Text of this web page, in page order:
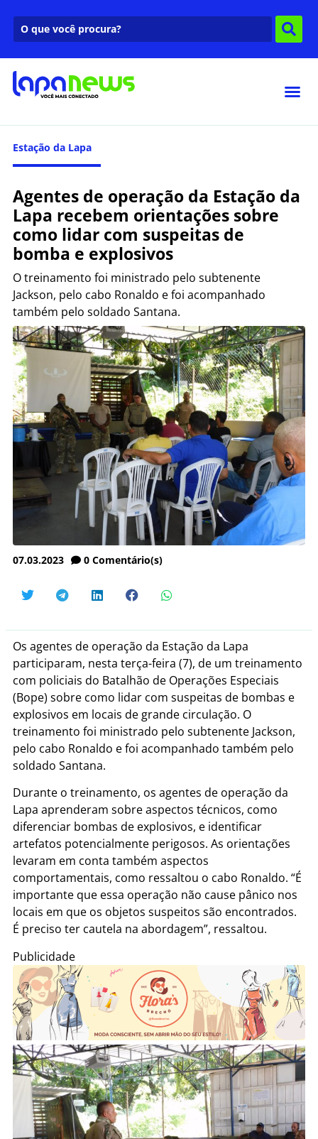
Estação da Lapa
Agentes de operação da Estação da
Lapa recebem orientações sobre
como lidar com suspeitas de
bomba e explosivos
O treinamento foi ministrado pelo subtenente
Jackson, pelo cabo Ronaldo e foi acompanhado
também pelo soldado Santana.
07.03.2023 0 Comentário(s)
Os agentes de operação da Estação da Lapa
participaram, nesta terça-feira (7), de um treinamento
com policiais do Batalhão de Operações Especiais
(Bope) sobre como lidar com suspeitas de bombas e
explosivos em locais de grande circulação. O
treinamento foi ministrado pelo subtenente Jackson,
pelo cabo Ronaldo e foi acompanhado também pelo
soldado Santana.
Durante o treinamento, os agentes de operação da
Lapa aprenderam sobre aspectos técnicos, como
diferenciar bombas de explosivos, e identificar
artefatos potencialmente perigosos. As orientações
levaram em conta também aspectos
comportamentais, como ressaltou o cabo Ronaldo. “É
importante que essa operação não cause pânico nos
locais em que os objetos suspeitos são encontrados.
É preciso ter cautela na abordagem”, ressaltou.
Publicidade